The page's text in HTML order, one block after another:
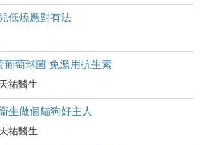
低燒應對有法
葡萄球菌 免濫用抗生素
祐醫生
生做個貓狗好主人
祐醫生